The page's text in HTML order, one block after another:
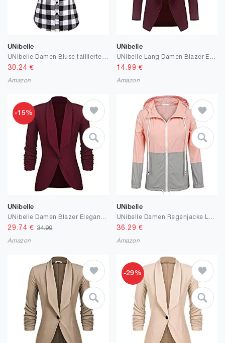
UNibelle
30.24 €
Amazon
UNibelle
14.99 €
Amazon
-15%
UNibelle
29.74 €34.99
Amazon
UNibelle
36.29 €
Amazon
-29%